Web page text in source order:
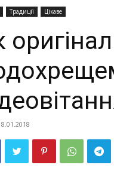
Традиції Цікаве